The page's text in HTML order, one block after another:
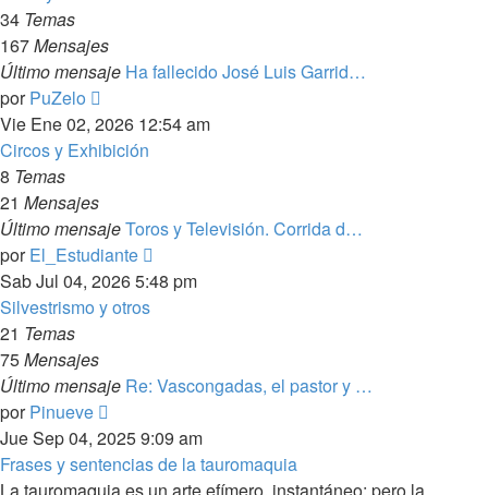
34 Temas
167Mensajes
Último mensaje Ha fallecido José Luis Garrid…
porPuZelo
último
mensaje
Vie Ene 02, 2026 12:54 am
Circos y Exhibición
8 Temas
21 Mensajes
Último mensajeToros y Televisión. Corrida d…
porEl_Estudiante
último
Sab Jul 04, 2026 5:48 pm
Silvestrismo y otros
21 Temas
75Mensajes
Último mensaje Re: Vascongadas, el pastor y …
porPinueve
último
mensaje
Jue Sep 04, 2025 9:09 am
Frases y sentencias de la tauromaquia